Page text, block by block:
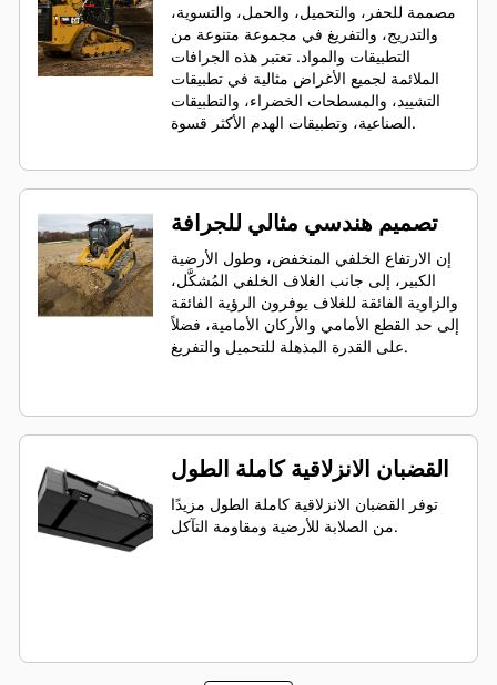
مصممة للحفر، والتحميل، والحمل، والتسوية،
والتدريج، والتفريغ في مجموعة متنوعة من
التطبيقات والمواد. تعتبر هذه الجرافات
الملائمة لجميع الأغراض مثالية في تطبيقات
التشييد، والمسطحات الخضراء، والتطبيقات
الصناعية، وتطبيقات الهدم الأكثر قسوة.
تصميم هندسي مثالي للجرافة
إن الارتفاع الخلفي المنخفض، وطول الأرضية
الكبير، إلى جانب الغلاف الخلفي المُشكَّل،
والزاوية الفائقة للغلاف يوفرون الرؤية الفائقة
إلى حد القطع الأمامي والأركان الأمامية، فضلاً
على القدرة المذهلة للتحميل والتفريغ.
القضبان الانزلاقية كاملة الطول
توفر القضبان الانزلاقية كاملة الطول مزيدًا
من الصلابة للأرضية ومقاومة التآكل.